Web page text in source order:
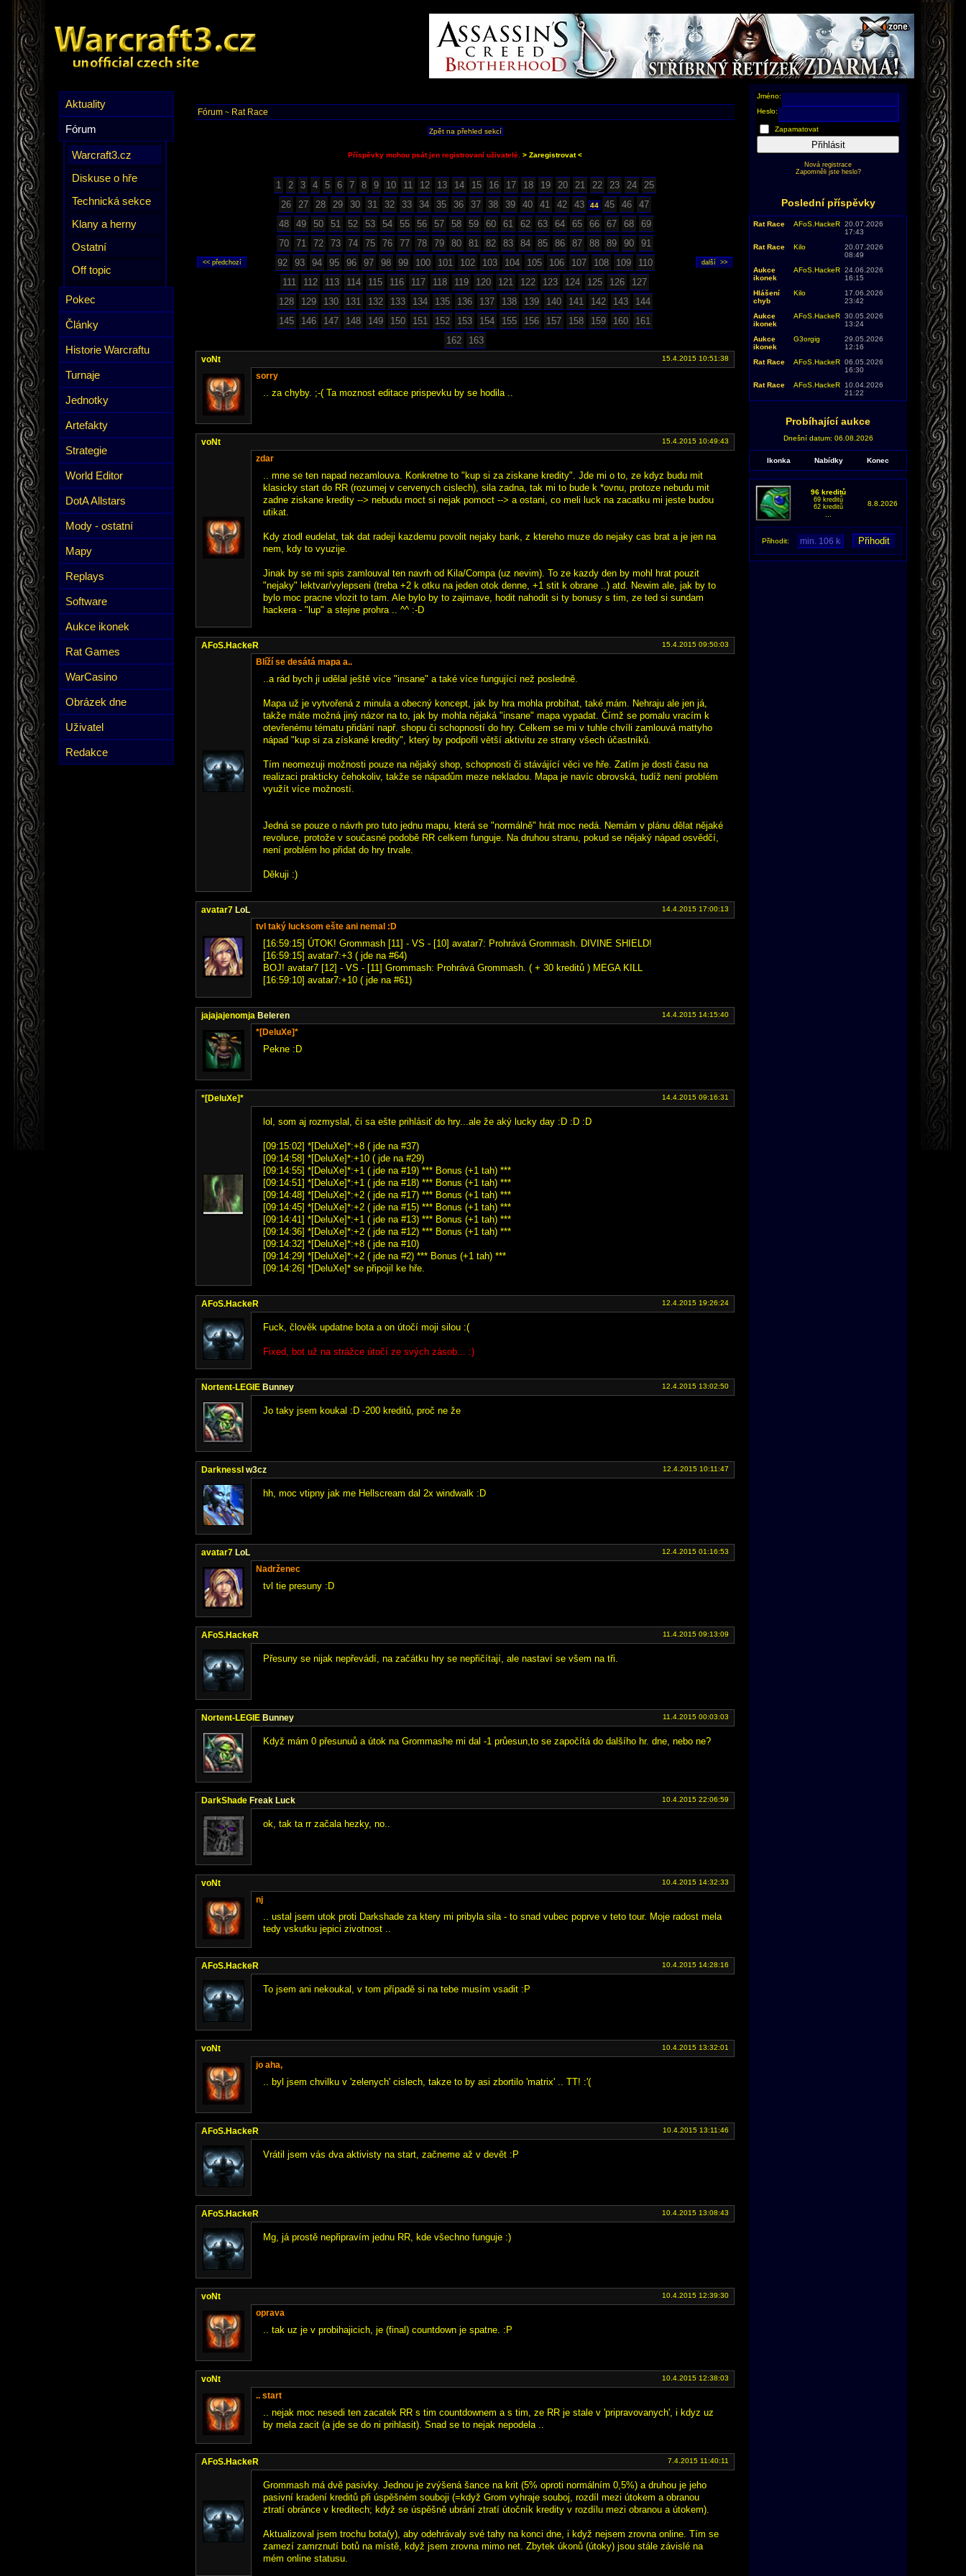
Aktuality
Fórum
Warcraft3.cz
Diskuse o hře
Technická sekce
Klany a herny
Ostatní
Off topic
Pokec
Články
Historie Warcraftu
Turnaje
Jednotky
Artefakty
Strategie
World Editor
DotA Allstars
Mody - ostatní
Mapy
Replays
Software
Aukce ikonek
Rat Games
WarCasino
Obrázek dne
Uživatel
Redakce
Fórum ~ Rat Race
Zpět na přehled sekcí
Příspěvky mohou psát jen registrovaní uživatelé. > Zaregistrovat <
1 2 3 4 5 6 7 8 9 10 11 12 13 14 15 16 17 18 19 20 21 22 23 24
25
26
27 28 29 30 31 32 33 34 35 36 37 38 39 40 41 42 43 44 45 46
47
48
49 50 51 52 53 54 55 56 57 58 59 60 61 62 63 64 65 66 67 68
69
70
71 72 73 74 75 76 77 78 79 80 81 82 83 84 85 86 87 88 89 90
91
92
93 94 95 96 97 98 99 100 101 102 103 104 105 106 107 108 109
110
111
112 113 114 115 116 117 118 119 120 121 122 123 124 125 126
127
128
129 130 131 132 133 134 135 136 137 138 139 140 141 142 143
144
145
146 147 148 149 150 151 152 153 154 155 156 157 158 159 160
161
162
163
voNt 15.4.2015 10:51:38
sorry
.. za chyby. ;-( Ta moznost editace prispevku by se hodila ..
voNt 15.4.2015 10:49:43
zdar
.. mne se ten napad nezamlouva. Konkretne to "kup si za ziskane kredity". Jde mi o to, ze kdyz budu mit
klasicky start do RR (rozumej v cervenych cislech), sila zadna, tak mi to bude k *ovnu, protoze nebudu mit
zadne ziskane kredity --> nebudu moct si nejak pomoct --> a ostani, co meli luck na zacatku mi jeste budou
utikat.
Kdy ztodl eudelat, tak dat radeji kazdemu povolit nejaky bank, z ktereho muze do nejaky cas brat a je jen na
nem, kdy to vyuzije.
Jinak by se mi spis zamlouval ten navrh od Kila/Compa (uz nevim). To ze kazdy den by mohl hrat pouzit
"nejaky" lektvar/vylepseni (treba +2 k otku na jeden otok denne, +1 stit k obrane ..) atd. Newim ale, jak by to
bylo moc pracne vlozit to tam. Ale bylo by to zajimave, hodit nahodit si ty bonusy s tim, ze ted si sundam
hackera - "lup" a stejne prohra .. ^^ :-D
AFoS.HackeR 15.4.2015 09:50:03
Blíží se desátá mapa a..
..a rád bych ji udělal ještě více "insane" a také více fungující než posledně.
Mapa už je vytvořená z minula a obecný koncept, jak by hra mohla probíhat, také mám. Nehraju ale jen já,
takže máte možná jiný názor na to, jak by mohla nějaká "insane" mapa vypadat. Čímž se pomalu vracím k
otevřenému tématu přidání např. shopu či schopností do hry. Celkem se mi v tuhle chvíli zamlouvá mattyho
nápad "kup si za získané kredity", který by podpořil větší aktivitu ze strany všech účastníků.
Tím neomezuji možnosti pouze na nějaký shop, schopnosti či stávájící věci ve hře. Zatím je dosti času na
realizaci prakticky čehokoliv, takže se nápadům meze nekladou. Mapa je navíc obrovská, tudíž není problém
využít více možností.
Jedná se pouze o návrh pro tuto jednu mapu, která se "normálně" hrát moc nedá. Nemám v plánu dělat nějaké
revoluce, protože v současné podobě RR celkem funguje. Na druhou stranu, pokud se nějaký nápad osvědčí,
není problém ho přidat do hry trvale.
Děkuji :)
avatar7 LoL 14.4.2015 17:00:13
tvl taký lucksom ešte ani nemal :D
[16:59:15] ÚTOK! Grommash [11] - VS - [10] avatar7: Prohrává Grommash. DIVINE SHIELD!
[16:59:15] avatar7:+3 ( jde na #64)
BOJ! avatar7 [12] - VS - [11] Grommash: Prohrává Grommash. ( + 30 kreditů ) MEGA KILL
[16:59:10] avatar7:+10 ( jde na #61)
jajajajenomja Beleren 14.4.2015 14:15:40
*[DeluXe]*
Pekne :D
*[DeluXe]* 14.4.2015 09:16:31
lol, som aj rozmyslal, či sa ešte prihlásiť do hry...ale že aký lucky day :D :D :D
[09:15:02] *[DeluXe]*:+8 ( jde na #37)
[09:14:58] *[DeluXe]*:+10 ( jde na #29)
[09:14:55] *[DeluXe]*:+1 ( jde na #19) *** Bonus (+1 tah) ***
[09:14:51] *[DeluXe]*:+1 ( jde na #18) *** Bonus (+1 tah) ***
[09:14:48] *[DeluXe]*:+2 ( jde na #17) *** Bonus (+1 tah) ***
[09:14:45] *[DeluXe]*:+2 ( jde na #15) *** Bonus (+1 tah) ***
[09:14:41] *[DeluXe]*:+1 ( jde na #13) *** Bonus (+1 tah) ***
[09:14:36] *[DeluXe]*:+2 ( jde na #12) *** Bonus (+1 tah) ***
[09:14:32] *[DeluXe]*:+8 ( jde na #10)
[09:14:29] *[DeluXe]*:+2 ( jde na #2) *** Bonus (+1 tah) ***
[09:14:26] *[DeluXe]* se připojil ke hře.
AFoS.HackeR 12.4.2015 19:26:24
Fuck, člověk updatne bota a on útočí moji silou :(
Fixed, bot už na strážce útočí ze svých zásob... :)
Nortent-LEGIE Bunney 12.4.2015 13:02:50
Jo taky jsem koukal :D -200 kreditů, proč ne že
DarknessI w3cz 12.4.2015 10:11:47
hh, moc vtipny jak me Hellscream dal 2x windwalk :D
avatar7 LoL 12.4.2015 01:16:53
Nadrženec
tvl tie presuny :D
AFoS.HackeR 11.4.2015 09:13:09
Přesuny se nijak nepřevádí, na začátku hry se nepřičítají, ale nastaví se všem na tři.
Nortent-LEGIE Bunney 11.4.2015 00:03:03
Když mám 0 přesunuů a útok na Grommashe mi dal -1 průesun,to se započítá do dalšího hr. dne, nebo ne?
DarkShade Freak Luck 10.4.2015 22:06:59
ok, tak ta rr začala hezky, no..
voNt 10.4.2015 14:32:33
nj
.. ustal jsem utok proti Darkshade za ktery mi pribyla sila - to snad vubec poprve v teto tour. Moje radost mela
tedy vskutku jepici zivotnost ..
AFoS.HackeR 10.4.2015 14:28:16
To jsem ani nekoukal, v tom případě si na tebe musím vsadit :P
voNt 10.4.2015 13:32:01
jo aha,
.. byl jsem chvilku v 'zelenych' cislech, takze to by asi zbortilo 'matrix' .. TT! :'(
AFoS.HackeR 10.4.2015 13:11:46
Vrátil jsem vás dva aktivisty na start, začneme až v devět :P
AFoS.HackeR 10.4.2015 13:08:43
Mg, já prostě nepřipravím jednu RR, kde všechno funguje :)
voNt 10.4.2015 12:39:30
oprava
.. tak uz je v probihajicich, je (final) countdown je spatne. :P
voNt 10.4.2015 12:38:03
.. start
.. nejak moc nesedi ten zacatek RR s tim countdownem a s tim, ze RR je stale v 'pripravovanych', i kdyz uz
by mela zacit (a jde se do ni prihlasit). Snad se to nejak nepodela ..
AFoS.HackeR 7.4.2015 11:40:11
Grommash má dvě pasivky. Jednou je zvýšená šance na krit (5% oproti normálním 0,5%) a druhou je jeho
pasivní kradení kreditů při úspěšném souboji (=když Grom vyhraje souboj, rozdíl mezi útokem a obranou
ztratí obránce v kreditech; když se úspěšně ubrání ztratí útočník kredity v rozdílu mezi obranou a útokem).
Aktualizoval jsem trochu bota(y), aby odehrávaly své tahy na konci dne, i když nejsem zrovna online. Tím se
zamezí zamrznutí botů na místě, když jsem zrovna mimo net. Zbytek úkonů (útoky) jsou stále závislé na
mém online statusu.
Jméno:
Heslo:
Zapamatovat
Přihlásit
Nová registrace
Zapomněli jste heslo?
Poslední příspěvky
Rat Race AFoS.HackeR 20.07.2026
17:43
Rat Race
Kilo
20.07.2026
08:49
Aukce
ikonek
AFoS.HackeR 24.06.2026
16:15
Hlášení
chyb
Kilo
17.06.2026
23:42
Aukce
ikonek
AFoS.HackeR 30.05.2026
13:24
Aukce
ikonek
G3orgig
29.05.2026
12:16
Rat Race
AFoS.HackeR 06.05.2026
16:30
Rat Race
AFoS.HackeR
10.04.2026
21:22
Probíhající aukce
Dnešní datum: 06.08.2026
Ikonka Nabídky Konec
96 kreditů
69 kreditů
62 kreditů
8.8.2026
Přihodit: